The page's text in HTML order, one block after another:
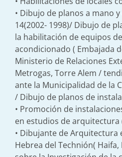
• Dibujo de planos a mano
14(2002- 1998)/ Dibujo de
la habilitación de equipos
acondicionado ( Embajada
Ministerio de Relaciones
Metrogas, Torre Alem /
ante la Municipalidad de la
/ Dibujo de planos de
• Promoción de
en estudios de arquitectura
• Dibujante de Arquitectura
Hebrea del Technión(